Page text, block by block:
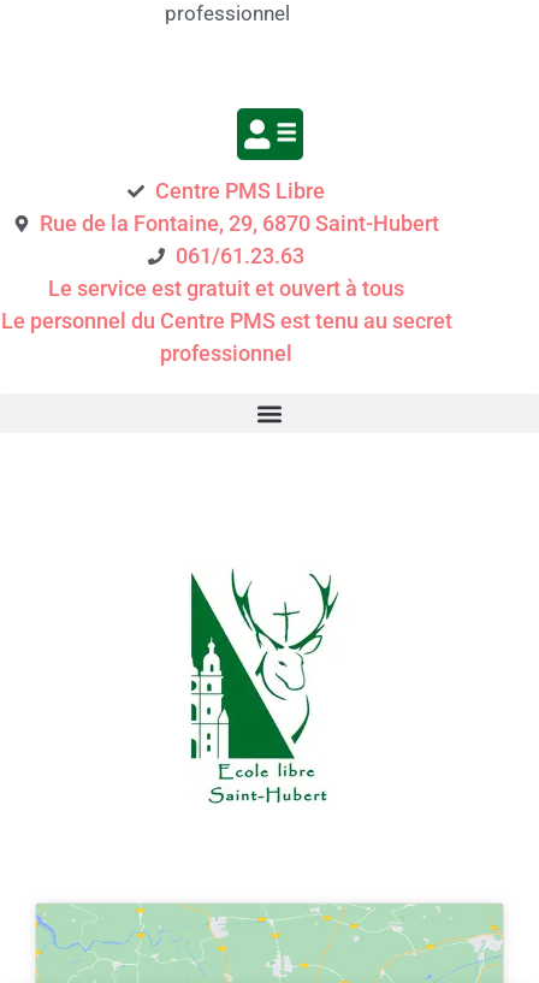
professionnel
Centre PMS Libre
Rue de la Fontaine, 29, 6870 Saint-Hubert
061/61.23.63
Le service est gratuit et ouvert à tous
Le personnel du Centre PMS est tenu au secret
professionnel